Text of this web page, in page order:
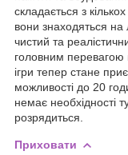
складається з
вони знаходяться на
чистий та
головним перевагою
ігри тепер стане
можливості до 20
немає необхідності
розрядиться.
Приховати